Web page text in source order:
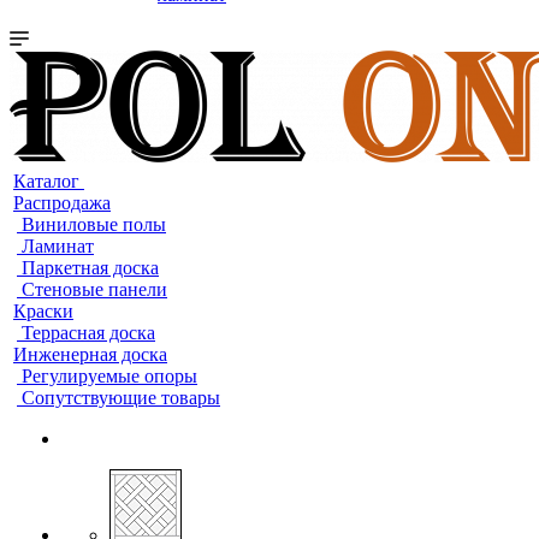
Каталог
Распродажа
Виниловые полы
Ламинат
Паркетная доска
Стеновые панели
Краски
Террасная доска
Инженерная доска
Регулируемые опоры
Сопутствующие товары